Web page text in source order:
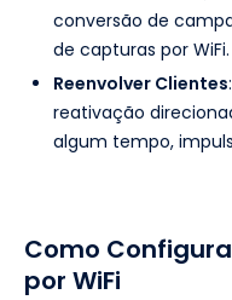
conversão de
de capturas por WiFi.
Reenvolver Clientes
reativação
algum tempo,
Como
por WiFi